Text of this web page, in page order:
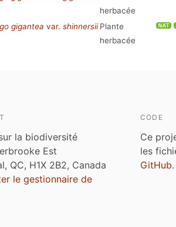
herbacée
gigantea var. shinnersii Plante
herbacée
la biodiversité
Est
QC, H1X 2B2, Canada
le gestionnaire de
CODE
Ce
les
GitHub.